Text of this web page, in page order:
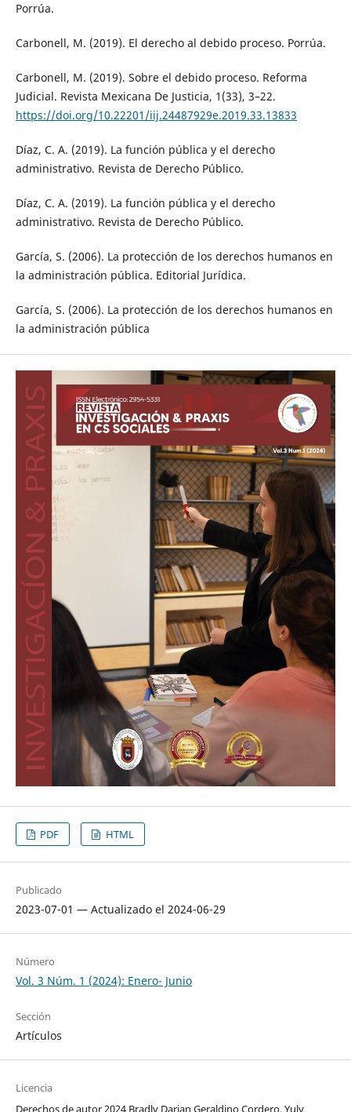
Porrúa.
Carbonell, M. (2019). El derecho al debido proceso. Porrúa.
Carbonell, M. (2019). Sobre el debido proceso. Reforma
Judicial. Revista Mexicana De Justicia, 1(33), 3–22.
https://doi.org/10.22201/iij.24487929e.2019.33.13833
Díaz, C. A. (2019). La función pública y el derecho
administrativo. Revista de Derecho Público.
Díaz, C. A. (2019). La función pública y el derecho
administrativo. Revista de Derecho Público.
García, S. (2006). La protección de los derechos humanos en
la administración pública. Editorial Jurídica.
García, S. (2006). La protección de los derechos humanos en
la administración pública
PDF HTML
Publicado
2023-07-01 — Actualizado el 2024-06-29
Número
Vol. 3 Núm. 1 (2024): Enero- Junio
Sección
Artículos
Licencia
Derechos de autor 2024 Bradly Darian Geraldino Cordero, Yuly